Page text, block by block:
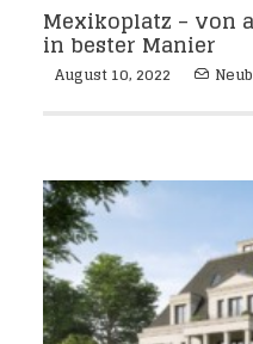
Mexikoplatz – von
in bester Manier
August 10, 2022